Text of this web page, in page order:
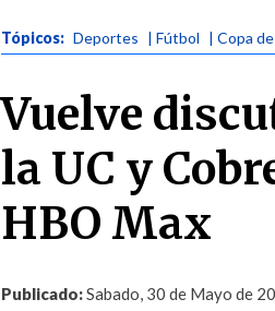
Tópicos: Deportes | Fútbol | Copa
Vuelve
la UC y
HBO Max
Publicado:Sabado, 30 de Mayo de